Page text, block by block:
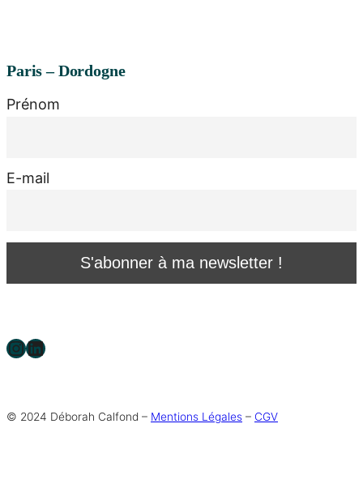
Paris – Dordogne
Prénom
E-mail
Instagram
LinkedIn
© 2024 Déborah Calfond – Mentions Légales – CGV